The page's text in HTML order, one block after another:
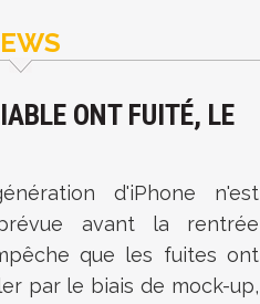
ONT FUITÉ, LE
d'iPhone n'est
avant la rentrée
que les fuites ont
par le biais de mock-up,